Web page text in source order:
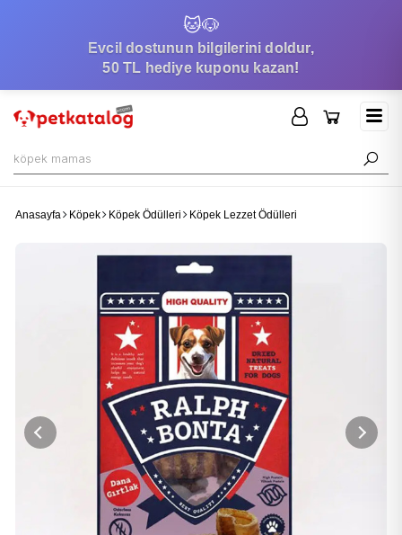
🐱🐶
Evcil dostunun bilgilerini doldur,
50 TL hediye kuponu kazan!
Anasayfa Köpek Köpek Ödülleri Köpek Lezzet Ödülleri